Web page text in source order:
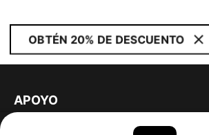
OBTÉN 20% DE DESCUENTO
APOYO